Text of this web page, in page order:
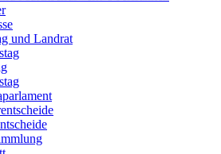
und Landrat